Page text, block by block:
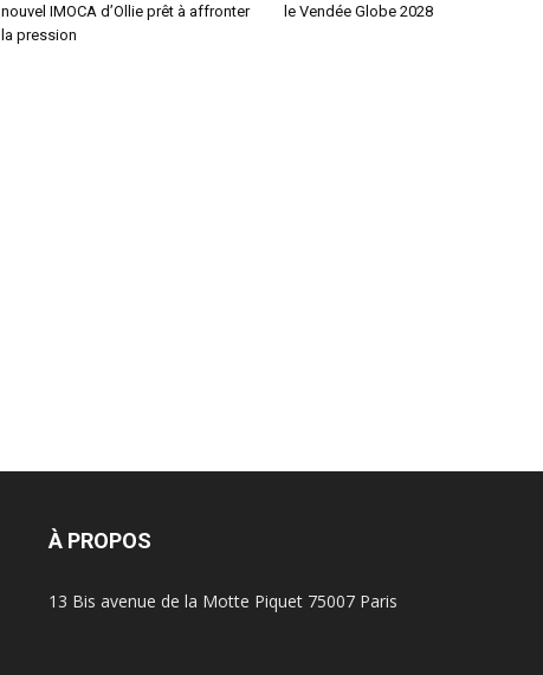
nouvel IMOCA d’Ollie prêt à affronter
la pression
le Vendée Globe 2028
À PROPOS
13 Bis avenue de la Motte Piquet 75007 Paris